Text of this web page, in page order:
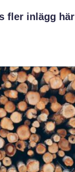
fler inlägg här